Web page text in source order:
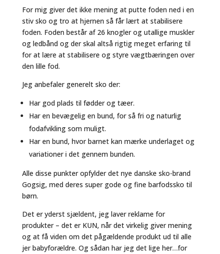
For mig giver det ikke mening at putte foden ned i en
stiv sko og tro at hjernen så får lært at stabilisere
foden. Foden består af 26 knogler og utallige muskler
og ledbånd og der skal altså rigtig meget erfaring til
for at lære at stabilisere og styre vægtbæringen over
den lille fod.
Jeg anbefaler generelt sko der:
Har god plads til fødder og tæer.
Har en bevægelig en bund, for så fri og naturlig
fodafvikling som muligt.
Har en bund, hvor barnet kan mærke underlaget og
variationer i det gennem bunden.
Alle disse punkter opfylder det nye danske sko-brand
Gogsig, med deres super gode og fine barfodssko til
børn.
Det er yderst sjældent, jeg laver reklame for
produkter – det er KUN, når det virkelig giver mening
og at få viden om det pågældende produkt ud til alle
jer babyforældre. Og sådan har jeg det lige her…for